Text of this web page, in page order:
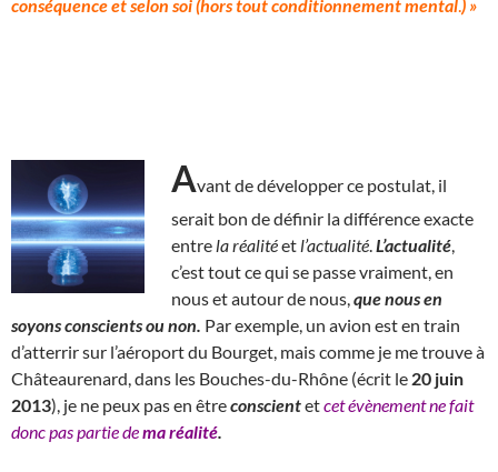
conséquence et selon soi (hors tout conditionnement mental ) »
Avant de développer ce postulat, il
serait bon de définir la différence exacte
entre laréalitéet l’actualité L’actualité
c’est tout ce qui se passe vraiment, en
nous et autour de nous, que nous en
soyons conscients ou non. Par exemple, un avion est en train
d’atterrir sur l’aéroport du Bourget, mais comme je me trouve à
Châteaurenard, dans les Bouches-du-Rhône (écrit le 20 juin
2013), je ne peux pas en êtreconscientetcet évènement ne fait
donc pas partie dema réalité